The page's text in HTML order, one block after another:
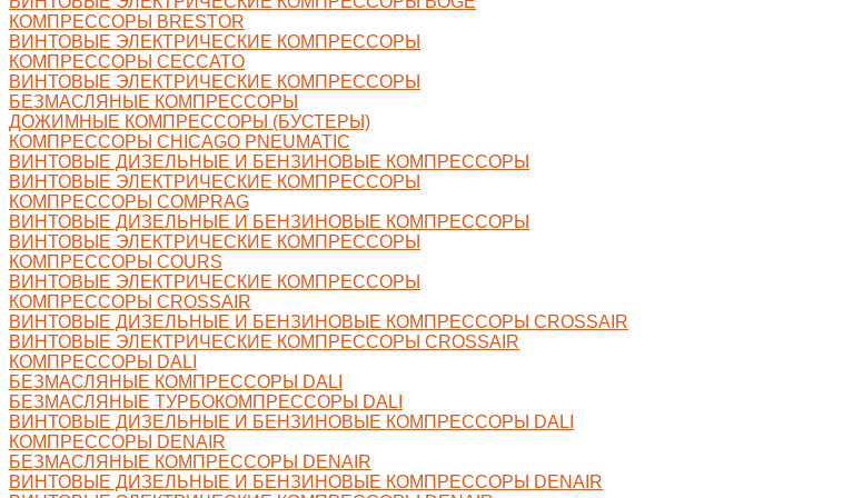
КОМПРЕССОРЫ BRESTOR
ВИНТОВЫЕ ЭЛЕКТРИЧЕСКИЕ КОМПРЕССОРЫ
КОМПРЕССОРЫ CECCATO
ВИНТОВЫЕ ЭЛЕКТРИЧЕСКИЕ КОМПРЕССОРЫ
БЕЗМАСЛЯНЫЕ КОМПРЕССОРЫ
ДОЖИМНЫЕ КОМПРЕССОРЫ (БУСТЕРЫ)
КОМПРЕССОРЫ CHICAGO PNEUMATIC
ВИНТОВЫЕ ДИЗЕЛЬНЫЕ И БЕНЗИНОВЫЕ КОМПРЕССОРЫ
ВИНТОВЫЕ ЭЛЕКТРИЧЕСКИЕ КОМПРЕССОРЫ
КОМПРЕССОРЫ COMPRAG
ВИНТОВЫЕ ДИЗЕЛЬНЫЕ И БЕНЗИНОВЫЕ КОМПРЕССОРЫ
ВИНТОВЫЕ ЭЛЕКТРИЧЕСКИЕ КОМПРЕССОРЫ
КОМПРЕССОРЫ COURS
ВИНТОВЫЕ ЭЛЕКТРИЧЕСКИЕ КОМПРЕССОРЫ
КОМПРЕССОРЫ CROSSAIR
ВИНТОВЫЕ ДИЗЕЛЬНЫЕ И БЕНЗИНОВЫЕ КОМПРЕССОРЫ CROSSAIR
ВИНТОВЫЕ ЭЛЕКТРИЧЕСКИЕ КОМПРЕССОРЫ CROSSAIR
КОМПРЕССОРЫ DALI
БЕЗМАСЛЯНЫЕ КОМПРЕССОРЫ DALI
БЕЗМАСЛЯНЫЕ ТУРБОКОМПРЕССОРЫ DALI
ВИНТОВЫЕ ДИЗЕЛЬНЫЕ И БЕНЗИНОВЫЕ КОМПРЕССОРЫ DALI
КОМПРЕССОРЫ DENAIR
БЕЗМАСЛЯНЫЕ КОМПРЕССОРЫ DENAIR
ВИНТОВЫЕ ДИЗЕЛЬНЫЕ И БЕНЗИНОВЫЕ КОМПРЕССОРЫ DENAIR